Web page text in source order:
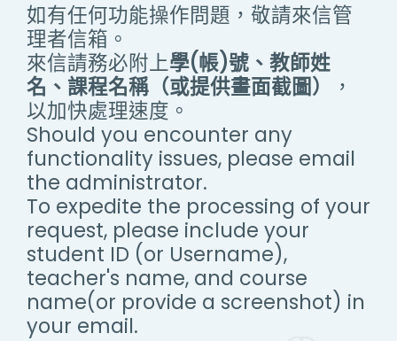
如有任何功能操作問題，敬請來信管
理者信箱。
來信請務必附上學(帳)號、教師姓
名、課程名稱（或提供畫面截圖）
，
以加快處理速度。
Should you encounter any
functionality issues, please email
the administrator.
To expedite the processing of your
request, please include your
student ID (or Username),
teacher's name, and course
name(or provide a screenshot) in
your email.